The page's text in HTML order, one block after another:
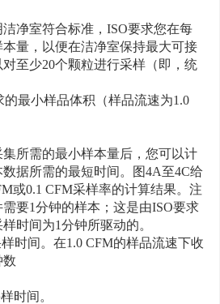
室符合标准，ISO要求您在每
量，以便在洁净室保持最大可接
至少20个颗粒进行采样（即，统
最小样品体积（样品流速为1.0
需的最小样本量后，您可以计
据所需的最短时间。图4A至4C给
或0.1 CFM采样率的计算结果。注
要1分钟的样本；这是由ISO要求
时间为1分钟所驱动的。
间。在1.0 CFM的样品流速下收
数
时间。